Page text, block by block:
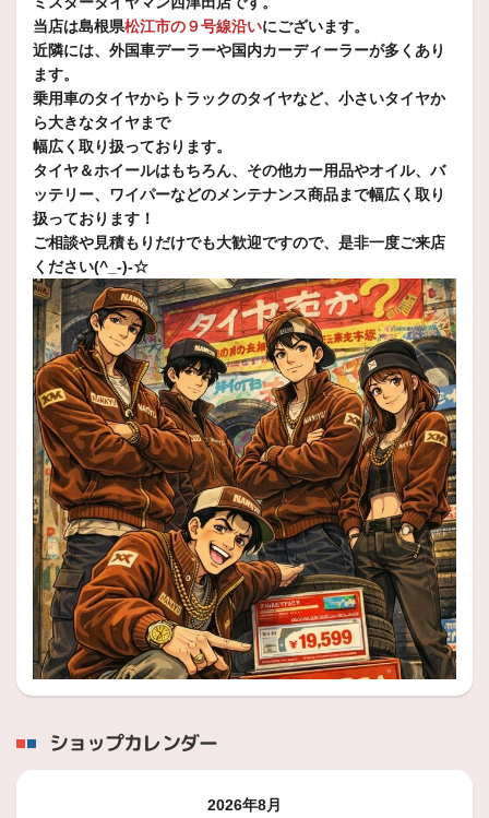
本日もパンク修理～
技術・サービス
【レクサスIS300ｈさま】ご来店ありが
とうございました(*´▽｀*)
【レクサスIS300ｈさま】本日もおクルマのオイル交換でご来店頂いただきありがとうございました～
2026年7月27日
うぉりゃー！！！！
酷暑、ほんとに酷暑。。。ですが暑さに負けず頑張って作業しております
2026年7月27日
技術・サービス
【三菱アウトランダーさま】オイル交換
ありがとうございました(^^♪
【三菱アウトランダーさま】本日も酷暑の中オイル交換でご来店いただき、誠にありがとうございました。
2026年7月24日
技術・サービス
フォークリフト出張タイヤ交換もやって
おります
灼熱の日々が続いております。熱中症には最新の注意を払いつつ出張でフォークリフトのタイヤ作業へ
2026年7月23日
【日産デイズ さま】タイヤ交換ありが
当店は島根県松江市の９号線沿いにございます。
近隣には、外国車デーラーや国内カーディーラーが多くあり
ます。
乗用車のタイヤからトラックのタイヤなど、小さいタイヤか
ら大きなタイヤまで
幅広く取り扱っております。
タイヤ＆ホイールはもちろん、 その他カー用品やオイル、バ
ッテリー、ワイパーなどのメンテナンス商品まで幅広く取り
扱っております！
ご相談や見積もりだけでも大歓迎ですので、是非一度ご来店
ください(^_-)-☆
ショップカレンダー
2026年8月